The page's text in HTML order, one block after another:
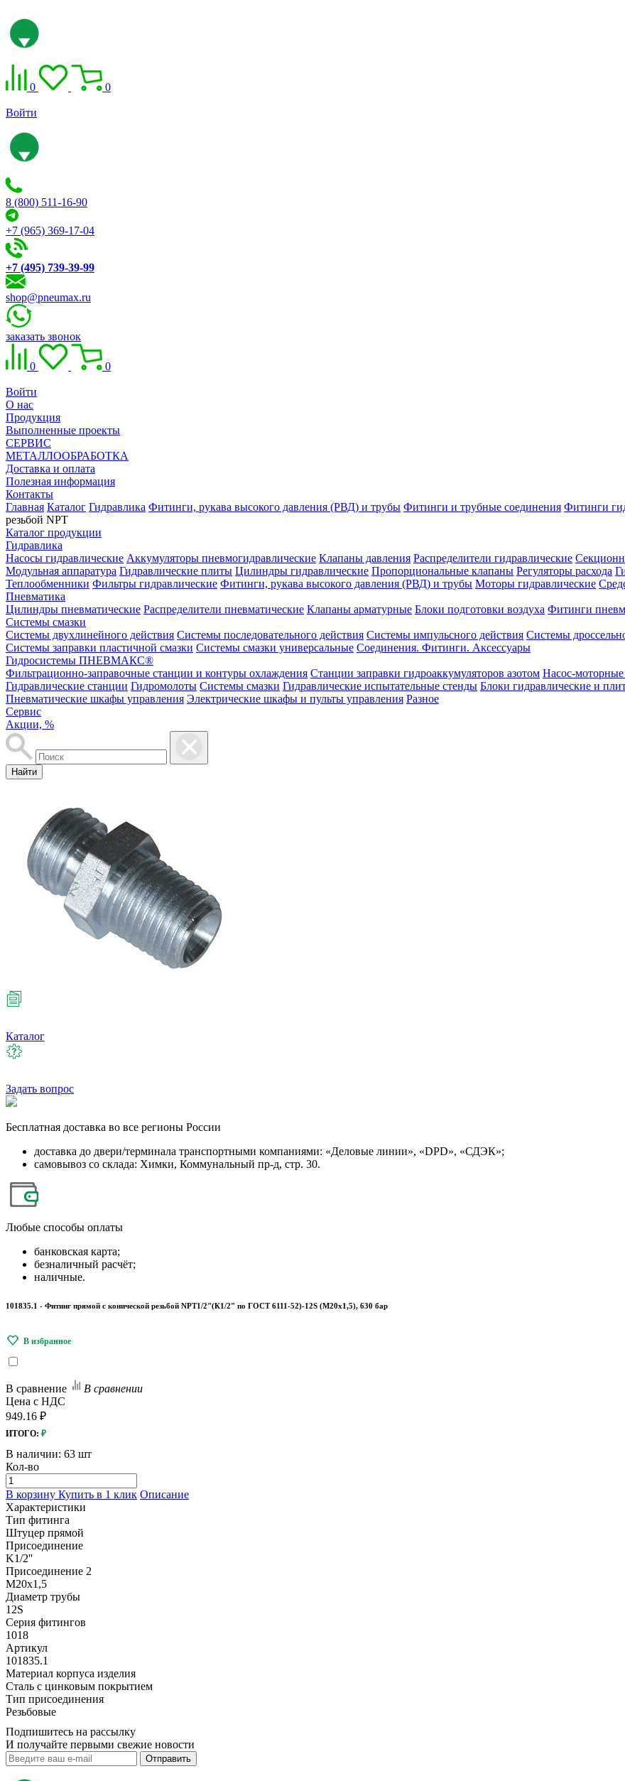
0 0
Войти
8 (800) 511-16-90
+7 (965) 369-17-04
+7 (495) 739-39-99
shop@pneumax.ru
заказать звонок
0 0
Войти
О нас
Продукция
Выполненные проекты
СЕРВИС
МЕТАЛЛООБРАБОТКА
Доставка и оплата
Полезная информация
Контакты
Главная Каталог Гидравлика Фитинги, рукава высокого давления (РВД) и трубы Фитинги и трубные соединения Фитинги
резьбой NPT
Каталог продукции
Гидравлика
Насосы гидравлические Аккумуляторы пневмогидравлические Клапаны давления Распределители гидравлические
Модульная аппаратура Гидравлические плиты Цилиндры гидравлические Пропорциональные клапаны Регуляторы расхода
Теплообменники Фильтры гидравлические Фитинги, рукава высокого давления (РВД) и трубы Моторы гидравлические
Пневматика
Цилиндры пневматические Распределители пневматические Клапаны арматурные Блоки подготовки воздуха Фитинги
Системы смазки
Системы двухлинейного действия Системы последовательного действия Системы импульсного действия Системы
Системы заправки пластичной смазки Системы смазки универсальные Соединения. Фитинги. Аксессуары
Гидросистемы ПНЕВМАКС®
Фильтрационно-заправочные станции и контуры охлаждения Станции заправки гидроаккумуляторов азотом Насос-
Гидравлические станции Гидромолоты Системы смазки Гидравлические испытательные стенды Блоки гидравлические и
Пневматические шкафы управления Электрические шкафы и пульты управления Разное
Сервис
Акции, %
Найти
Каталог
Задать вопрос
Бесплатная доставка во все регионы России
доставка до двери/терминала транспортными компаниями: «Деловые линии», «DPD», «СДЭК»;
самовывоз со склада: Химки, Коммунальный пр-д, стр. 30.
Любые способы оплаты
банковская карта;
безналичный расчёт;
наличные.
101835.1 - Фитинг прямой с конической резьбой NPT1/2"(К1/2" по ГОСТ 6111-52)-12S (М20х1,5), 630 бар
В сравнение
В сравнении
Цена с НДС
949.16 ₽
ИТОГО: ₽
В наличии: 63 шт
Кол-во
В корзину Купить в 1 клик Описание
Характеристики
Тип фитинга
Штуцер прямой
Присоединение
K1/2''
Присоединение 2
M20x1,5
Диаметр трубы
12S
Серия фитингов
1018
Артикул
101835.1
Материал корпуса изделия
Сталь с цинковым покрытием
Тип присоединения
Резьбовые
Подпишитесь на рассылку
И получайте первыми свежие новости
Отправить